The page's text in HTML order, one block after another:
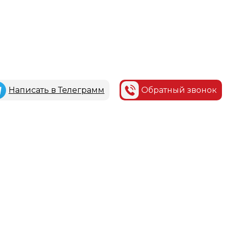
Написать в Телеграмм Обратный звонок